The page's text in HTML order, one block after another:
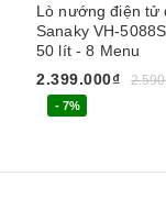
Lò nướng điện tử
Sanaky VH-
50 lít - 8 Menu
2.399.000₫
- 7%